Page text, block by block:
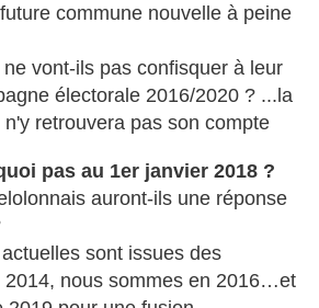
commune nouvelle à peine
vont-ils pas confisquer à leur
électorale 2016/2020 ? ...la
retrouvera pas son compte
pas au 1er janvier 2018 ?
auront-ils une réponse
sont issues des
2014, nous sommes en 2016…et